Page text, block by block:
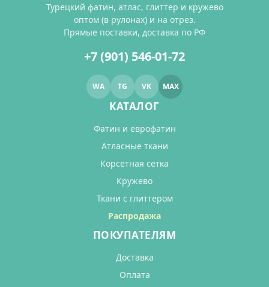
Турецкий фатин, атлас, глиттер и кружево
оптом (в рулонах) и на отрез.
Прямые поставки, доставка по РФ
+7 (901) 546-01-72
WA TG VK MAX
КАТАЛОГ
Фатин и еврофатин
Атласные ткани
Корсетная сетка
Кружево
Ткани с глиттером
Распродажа
ПОКУПАТЕЛЯМ
Доставка
Оплата